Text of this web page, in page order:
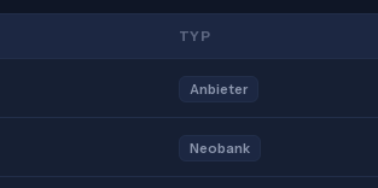
TYP
Anbieter
Neobank